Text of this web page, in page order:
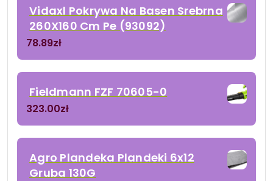
Vidaxl Pokrywa Na Basen Srebrna
260X160 Cm Pe (93092)
78.89zł
Fieldmann FZF 70605-0
323.00zł
Agro Plandeka Plandeki 6x12
Gruba 130G